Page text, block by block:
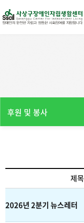
후원 및 봉사
제목
2026년 2분기 뉴스레터